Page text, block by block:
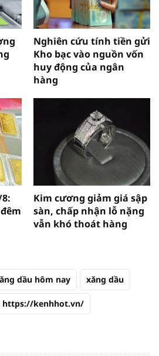
Nghiên cứu tính tiền gửi
Kho bạc vào nguồn vốn
huy động của ngân
hàng
Kim cương giảm giá sập
sàn, chấp nhận lỗ nặng
vẫn khó thoát hàng
dầu hôm nay xăng dầu
https://kenhhot.vn/